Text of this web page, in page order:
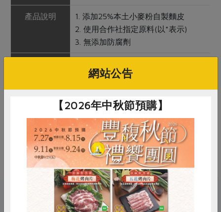
產品說明
1. 添加25%本土小麥粉自製麵皮
2. 使用合作社指定原料(以*表示)
3. 無添加防腐劑
浮起，即可關小火並加蓋，再燜一會
兒，等到水餃膨脹時，即可撈起食用
2. 蒸 - 將水餃排放於蒸籠內或電鍋
注意事項
本品含有含麩質之穀物、大豆、芝麻
及其製品，對其過敏者請勿食用
關鍵字
RPET 食譜 減硝酸鹽
網站公告
【2026年中秋節預購】